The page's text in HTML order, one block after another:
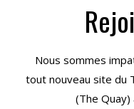
Nous sommes
tout nouveau site du
(The Quay)